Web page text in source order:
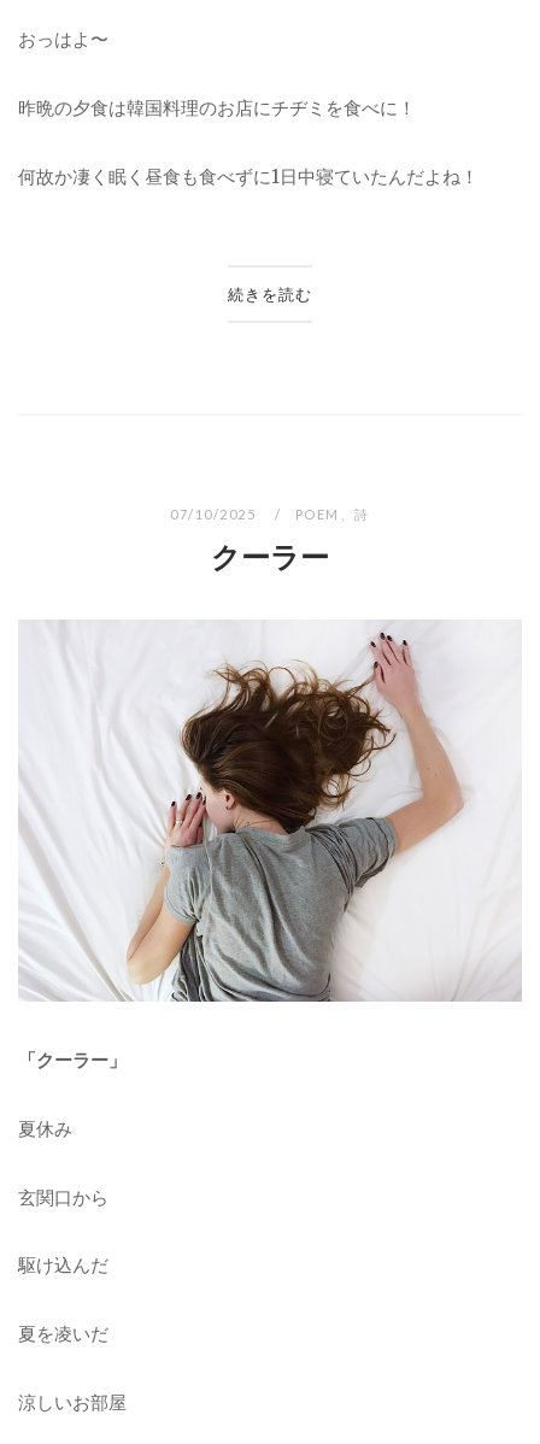
おっはよ〜
昨晩の夕食は韓国料理のお店にチヂミを食べに！
何故か凄く眠く昼食も食べずに1日中寝ていたんだよね！
続きを読む
07/10/2025 POEM 、詩
クーラー
「クーラー」
夏休み
玄関口から
駆け込んだ
夏を凌いだ
涼しいお部屋